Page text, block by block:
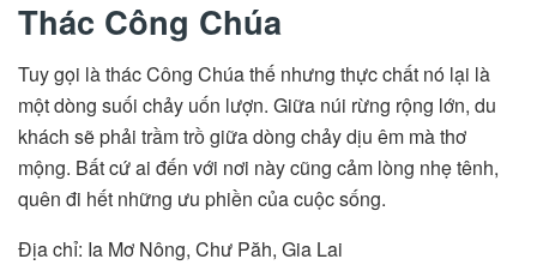
Thác Công Chúa
Tuy gọi là thác Công Chúa thế nhưng thực chất nó lại là
một dòng suối chảy uốn lượn. Giữa núi rừng rộng lớn, du
khách sẽ phải trầm trồ giữa dòng chảy dịu êm mà thơ
mộng. Bất cứ ai đến với nơi này cũng cảm lòng nhẹ tênh,
quên đi hết những ưu phiền của cuộc sống.
Địa chỉ: Ia Mơ Nông, Chư Păh, Gia Lai